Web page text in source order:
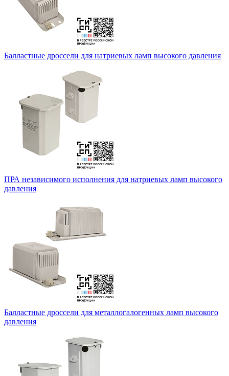
Балластные дроссели для натриевых ламп высокого давления
ПРА независимого исполнения для натриевых ламп высокого
давления
Балластные дроссели для металлогалогенных ламп высокого
давления